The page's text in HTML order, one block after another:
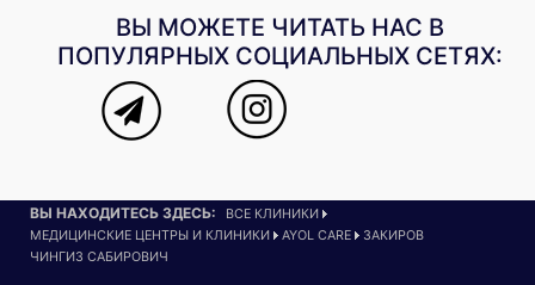
ВЫ МОЖЕТЕ ЧИТАТЬ НАС В
ПОПУЛЯРНЫХ СОЦИАЛЬНЫХ СЕТЯХ:
ВЫ НАХОДИТЕСЬ ЗДЕСЬ:
ВСЕ КЛИНИКИ
МЕДИЦИНСКИЕ ЦЕНТРЫ И КЛИНИКИ
AYOL CARE
ЗАКИРОВ
ЧИНГИЗ САБИРОВИЧ